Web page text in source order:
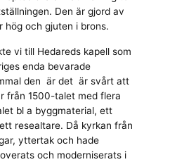
Den är gjord av
hög och gjuten i brons.
vi till Hedareds kapell som
enda bevarade
den är det är svårt att
från 1500-talet med flera
bl a byggmaterial, ett
resealtare. Då kyrkan från
yttertak och hade
och moderniserats i